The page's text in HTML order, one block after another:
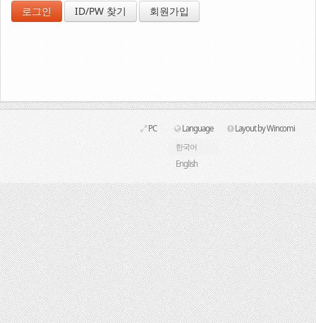
Link ID/PW 찾기 회원가입
PC
Language
한국어
English
Layout by Wincomi